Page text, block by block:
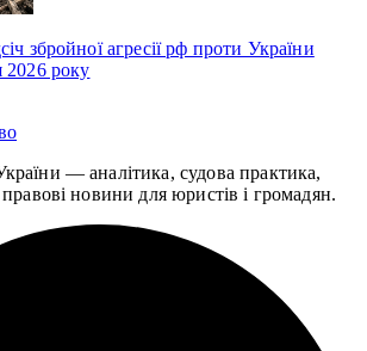
збройної агресії рф проти України
2026 року
— аналітика, судова практика,
правові новини для юристів і громадян.